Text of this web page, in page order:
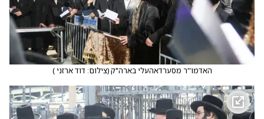
האדמו''ר מסערדאהעלי בארה"ק(צילום: דוד ארזני)